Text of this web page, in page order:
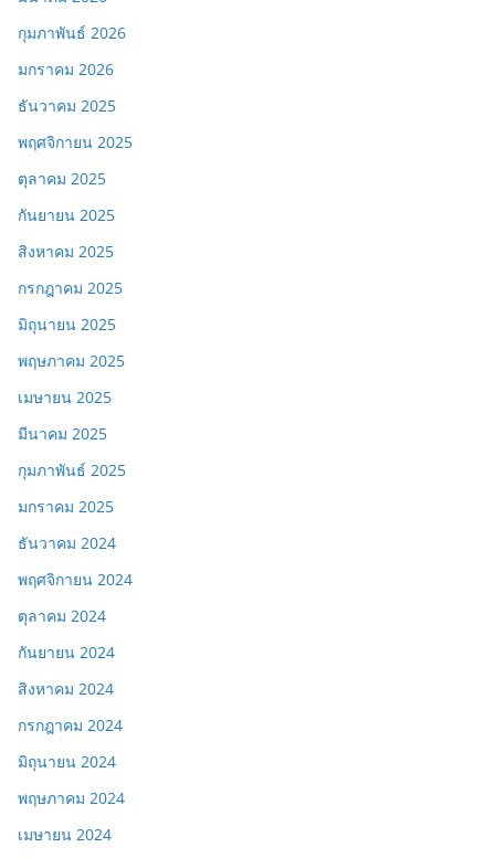
กุมภาพันธ์ 2026
มกราคม 2026
ธันวาคม 2025
พฤศจิกายน 2025
ตุลาคม 2025
กันยายน 2025
สิงหาคม 2025
กรกฎาคม 2025
มิถุนายน 2025
พฤษภาคม 2025
เมษายน 2025
มีนาคม 2025
กุมภาพันธ์ 2025
มกราคม 2025
ธันวาคม 2024
พฤศจิกายน 2024
ตุลาคม 2024
กันยายน 2024
สิงหาคม 2024
กรกฎาคม 2024
มิถุนายน 2024
พฤษภาคม 2024
เมษายน 2024